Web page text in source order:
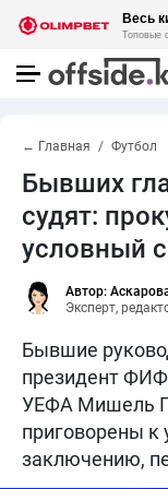
← Главная Футбол
Бывших
судят:
условный
Автор:
Эксперт,
Бывшие
президент
УЕФА Мишель
приговорены
заключению,